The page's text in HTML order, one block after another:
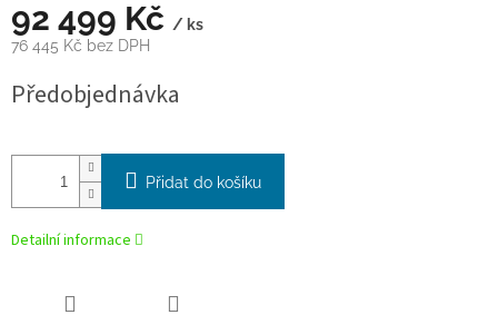
92 499 Kč / ks
76 445 Kč bez DPH
cena:
Předobjednávka
Přidat do košíku
Detailní informace